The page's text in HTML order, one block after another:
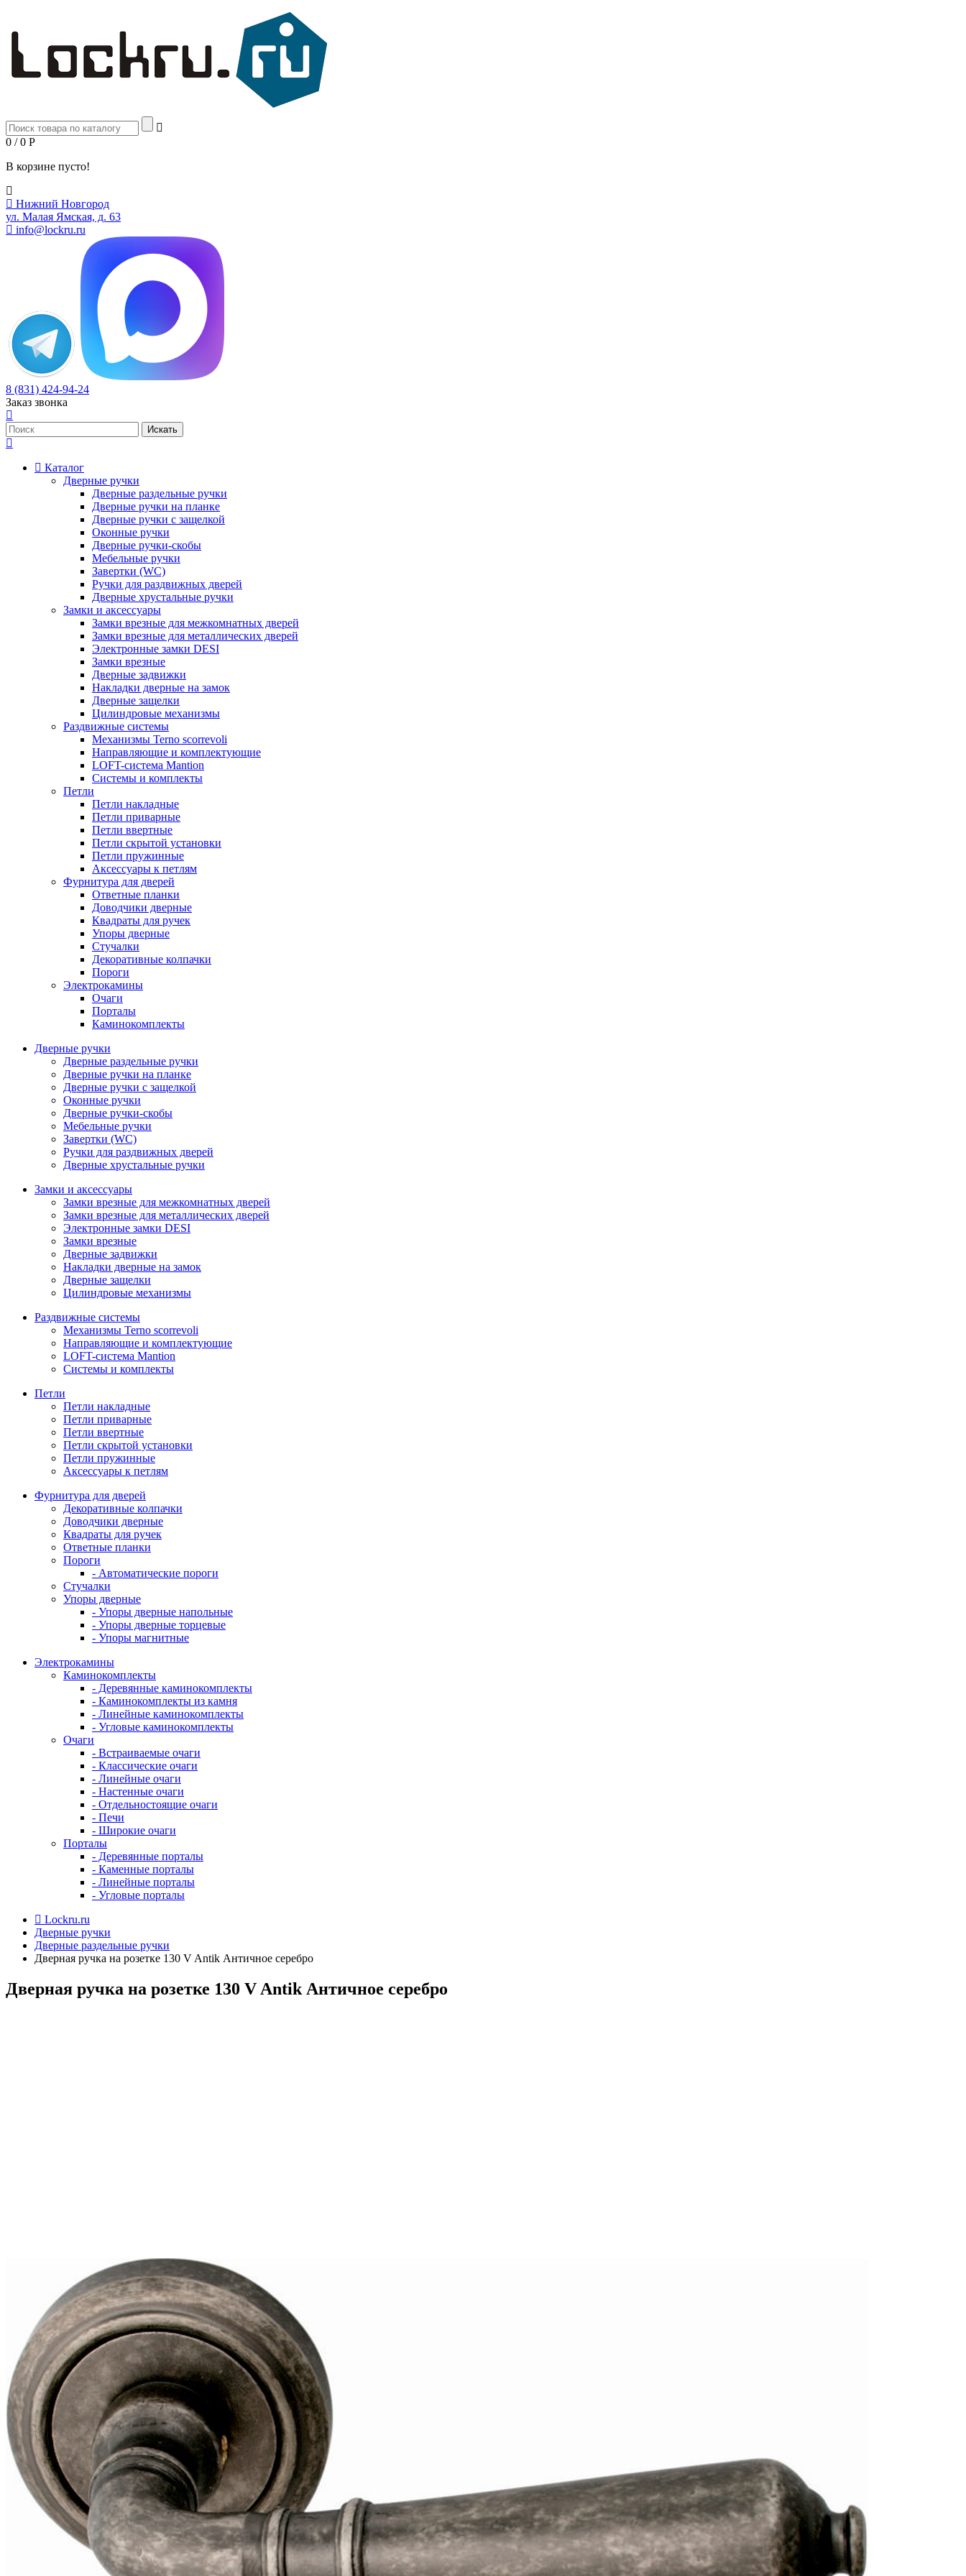
0 / 0 Р
В корзине пусто!
Нижний Новгород
ул. Малая Ямская, д. 63
info@lockru.ru
8 (831) 424-94-24
Заказ звонка
Каталог
Дверные ручки
Дверные раздельные ручки
Дверные ручки на планке
Дверные ручки с защелкой
Оконные ручки
Дверные ручки-скобы
Мебельные ручки
Завертки (WC)
Ручки для раздвижных дверей
Дверные хрустальные ручки
Замки и аксессуары
Замки врезные для межкомнатных дверей
Замки врезные для металлических дверей
Электронные замки DESI
Замки врезные
Дверные задвижки
Накладки дверные на замок
Дверные защелки
Цилиндровые механизмы
Раздвижные системы
Механизмы Terno scorrevoli
Направляющие и комплектующие
LOFT-cистема Mantion
Системы и комплекты
Петли
Петли накладные
Петли приварные
Петли ввертные
Петли скрытой установки
Петли пружинные
Аксессуары к петлям
Фурнитура для дверей
Ответные планки
Доводчики дверные
Квадраты для ручек
Упоры дверные
Стучалки
Декоративные колпачки
Пороги
Электрокамины
Очаги
Порталы
Каминокомплекты
Дверные ручки
Дверные раздельные ручки
Дверные ручки на планке
Дверные ручки с защелкой
Оконные ручки
Дверные ручки-скобы
Мебельные ручки
Завертки (WC)
Ручки для раздвижных дверей
Дверные хрустальные ручки
Замки и аксессуары
Замки врезные для межкомнатных дверей
Замки врезные для металлических дверей
Электронные замки DESI
Замки врезные
Дверные задвижки
Накладки дверные на замок
Дверные защелки
Цилиндровые механизмы
Раздвижные системы
Механизмы Terno scorrevoli
Направляющие и комплектующие
LOFT-cистема Mantion
Системы и комплекты
Петли
Петли накладные
Петли приварные
Петли ввертные
Петли скрытой установки
Петли пружинные
Аксессуары к петлям
Фурнитура для дверей
Декоративные колпачки
Доводчики дверные
Квадраты для ручек
Ответные планки
Пороги
- Автоматические пороги
Стучалки
Упоры дверные
- Упоры дверные напольные
- Упоры дверные торцевые
- Упоры магнитные
Электрокамины
Каминокомплекты
- Деревянные каминокомплекты
- Каминокомплекты из камня
- Линейные каминокомплекты
- Угловые каминокомплекты
Очаги
- Встраиваемые очаги
- Классические очаги
- Линейные очаги
- Настенные очаги
- Отдельностоящие очаги
- Печи
- Широкие очаги
Порталы
- Деревянные порталы
- Каменные порталы
- Линейные порталы
- Угловые порталы
Lockru.ru
Дверные ручки
Дверные раздельные ручки
Дверная ручка на розетке 130 V Antik Античное серебро
Дверная ручка на розетке 130 V Antik Античное серебро